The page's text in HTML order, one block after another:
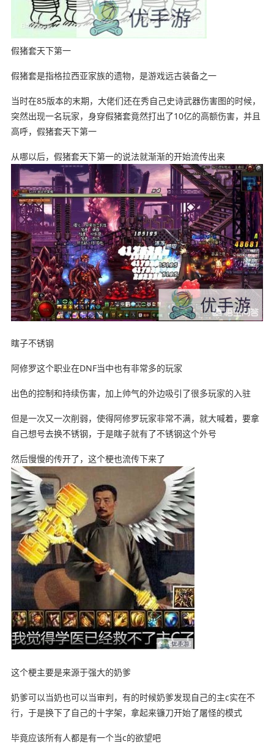
假猪套天下第一
假猪套是指格拉西亚家族的遗物，是游戏远古装备之一
当时在85版本的末期，大佬们还在秀自己史诗武器伤害图的时候，
突然出现一名玩家，身穿假猪套竟然打出了10亿的高额伤害，并且
高呼，假猪套天下第一
从哪以后，假猪套天下第一的说法就渐渐的开始流传出来
瞎子不锈钢
阿修罗这个职业在DNF当中也有非常多的玩家
出色的控制和持续伤害，加上帅气的外边吸引了很多玩家的入驻
但是一次又一次削弱，使得阿修罗玩家非常不满，就大喊着，要拿
自己想号去换不锈钢，于是瞎子就有了不锈钢这个外号
然后慢慢的传开了，这个梗也流传下来了
这个梗主要是来源于强大的奶爹
奶爹可以当奶也可以当审判，有的时候奶爹发现自己的主c实在不
行，于是换下了自己的十字架，拿起来镰刀开始了屠怪的模式
毕竟应该所有人都是有一个当c的欲望吧